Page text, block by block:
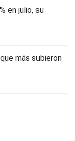
en julio, su
más subieron